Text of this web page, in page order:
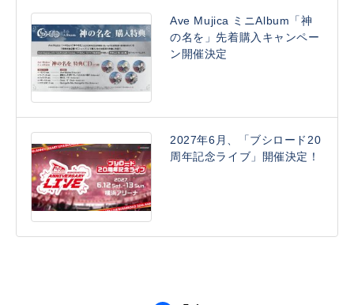
Ave Mujica ミニAlbum「神
の名を」先着購入キャンペー
ン開催決定
2027年6月、「ブシロード20
周年記念ライブ」開催決定！